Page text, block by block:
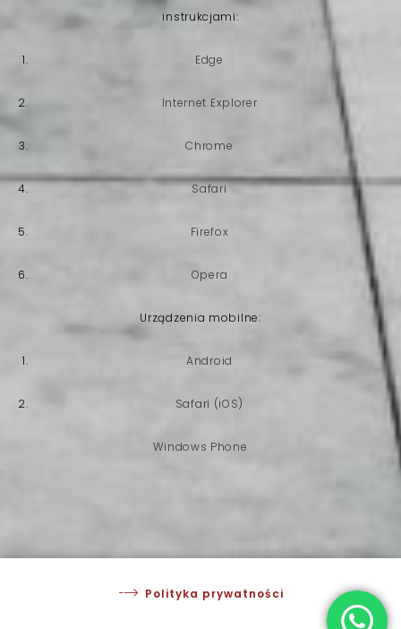
instrukcjami:
Edge
Internet Explorer
Chrome
Safari
Firefox
Opera
Urządzenia mobilne:
Android
Safari (iOS)
Windows Phone
Polityka prywatności